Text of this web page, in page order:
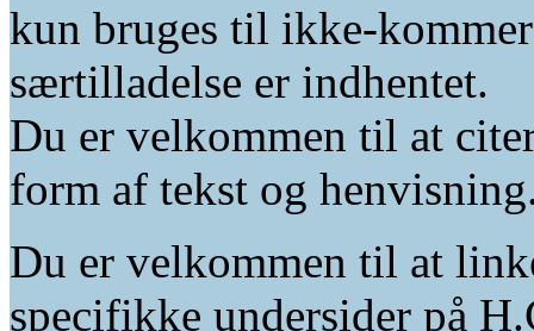
kun bruges til ikke-
særtilladelse er indhentet.
Du er velkommen til at
form af tekst og
Du er velkommen til at
specifikke undersider på